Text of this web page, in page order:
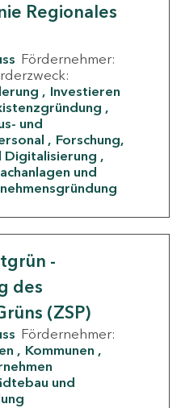
Regionales
Fördernehmer:
Investieren
und
Forschung,
Digitalisierung
und
-
des
(ZSP)
Fördernehmer:
Kommunen
und